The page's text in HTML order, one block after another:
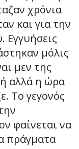
χρόνια
και για την
Εγγυήσεις
μόλις
μεν της
αλλά η ώρα
Το γεγονός
φαίνεται να
πράγματα